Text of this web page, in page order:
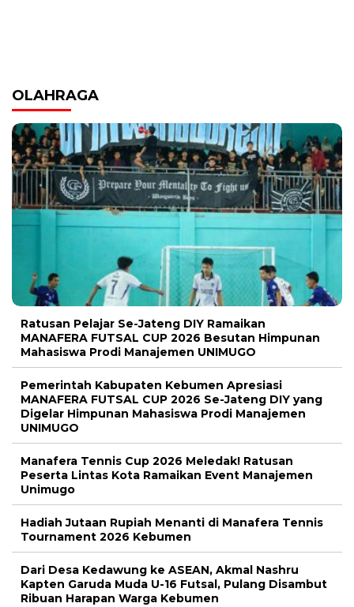
OLAHRAGA
Ratusan Pelajar Se-Jateng DIY Ramaikan
MANAFERA FUTSAL CUP 2026 Besutan Himpunan
Mahasiswa Prodi Manajemen UNIMUGO
Pemerintah Kabupaten Kebumen Apresiasi
MANAFERA FUTSAL CUP 2026 Se-Jateng DIY yang
Digelar Himpunan Mahasiswa Prodi Manajemen
UNIMUGO
Manafera Tennis Cup 2026 Meledak! Ratusan
Peserta Lintas Kota Ramaikan Event Manajemen
Unimugo
Hadiah Jutaan Rupiah Menanti di Manafera Tennis
Tournament 2026 Kebumen
Dari Desa Kedawung ke ASEAN, Akmal Nashru
Kapten Garuda Muda U-16 Futsal, Pulang Disambut
Ribuan Harapan Warga Kebumen